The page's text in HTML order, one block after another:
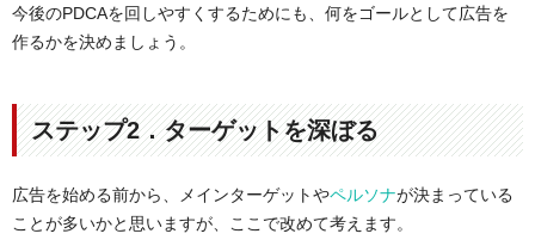
今後のPDCAを回しやすくするためにも、何をゴールとして広告を
作るかを決めましょう。
ステップ2．ターゲットを深ぼる
広告を始める前から、メインターゲットやペルソナが決まっている
ことが多いかと思いますが、ここで改めて考えます。